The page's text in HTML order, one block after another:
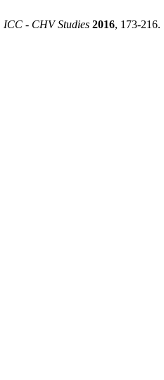
ICC - CHV Studies 2016, 173-216.